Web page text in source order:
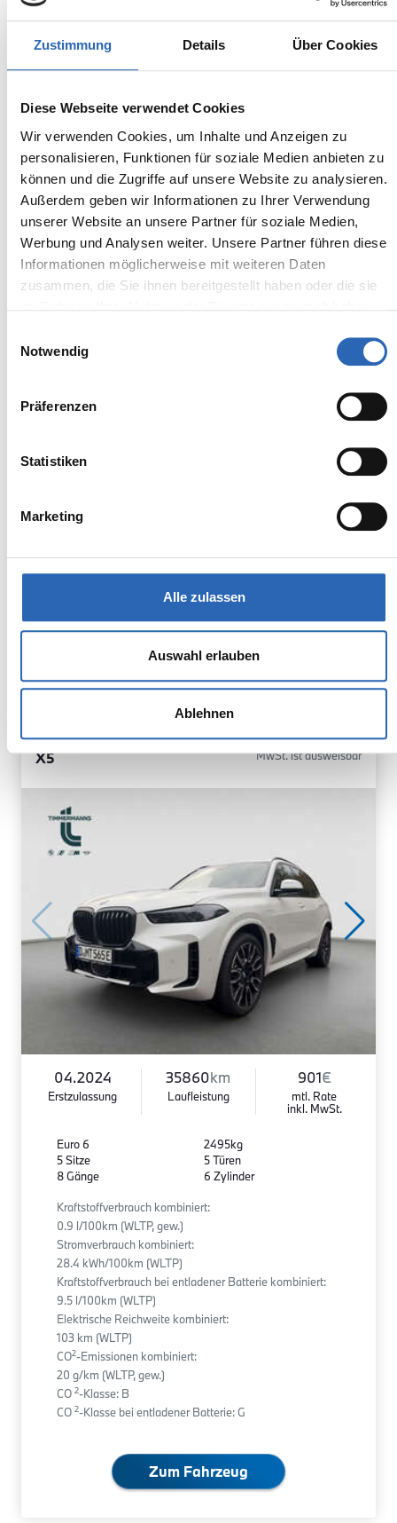
Zustimmung Details Über Cookies
Diese Webseite verwendet Cookies
Wir verwenden Cookies, um Inhalte und Anzeigen zu
personalisieren, Funktionen für soziale Medien anbieten zu
können und die Zugriffe auf unsere Website zu analysieren.
Außerdem geben wir Informationen zu Ihrer Verwendung
unserer Website an unsere Partner für soziale Medien,
Werbung und Analysen weiter. Unsere Partner führen diese
Informationen möglicherweise mit weiteren Daten
zusammen, die Sie ihnen bereitgestellt haben oder die sie
Notwendig
Präferenzen
Statistiken
Marketing
Alle zulassen
Auswahl erlauben
Ablehnen
BMW Kürzlich reduziert
132.590,00€
MwSt. ist ausweisbar
inkl. MwSt.
5 Sitze
8 Gänge
10.5 l/100km (WLTP)
238 g/km (WLTP)
CO2-Klasse: G
Zum Fahrzeug
BMW
X5
77.850,00€
MwSt. ist ausweisbar
04.2024
Erstzulassung
35860km
Laufleistung
901€
mtl. Rate
inkl. MwSt.
Euro 6
5 Sitze
8 Gänge
2495kg
5 Türen
6 Zylinder
Kraftstoffverbrauch kombiniert:
0.9 l/100km (WLTP, gew.)
Stromverbrauch kombiniert:
28.4 kWh/100km (WLTP)
Kraftstoffverbrauch bei entladener Batterie kombiniert:
9.5 l/100km (WLTP)
Elektrische Reichweite kombiniert:
103 km (WLTP)
CO2-Emissionen kombiniert:
20 g/km (WLTP, gew.)
CO 2-Klasse: B
CO 2-Klasse bei entladener Batterie: G
Zum Fahrzeug